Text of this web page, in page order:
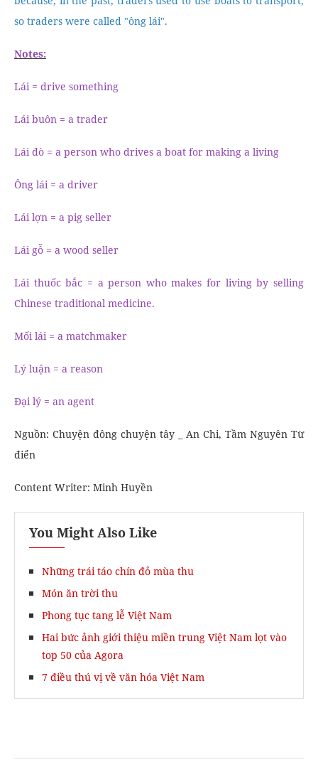
so traders were called "ông lái".
Notes:
Lái = drive something
Lái buôn = a trader
Lái đò = a person who drives a boat for making a living
Ông lái = a driver
Lái lợn = a pig seller
Lái gỗ = a wood seller
Lái thuốc bắc = a person who makes for living by selling
Chinese traditional medicine.
Mối lái = a matchmaker
Lý luận = a reason
Đại lý = an agent
Nguồn: Chuyện đông chuyện tây _ An Chi, Tầm Nguyên Từ
điển
Content Writer: Minh Huyền
You Might Also Like
Những trái táo chín đỏ mùa thu
Món ăn trời thu
Phong tục tang lễ Việt Nam
Hai bức ảnh giới thiệu miền trung Việt Nam lọt vào
top 50 của Agora
7 điều thú vị về văn hóa Việt Nam